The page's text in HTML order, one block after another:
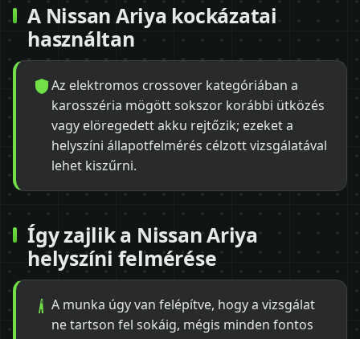
A Nissan Ariya kockázatai
használtan
Az elektromos crossover kategóriában a
karosszéria mögött sokszor korábbi ütközés
vagy elöregedett akku rejtőzik; ezeket a
helyszíni állapotfelmérés célzott vizsgálatával
lehet kiszűrni.
Így zajlik a Nissan Ariya
helyszíni felmérése
A munka úgy van felépítve, hogy a vizsgálat
ne tartson fel sokáig, mégis minden fontos